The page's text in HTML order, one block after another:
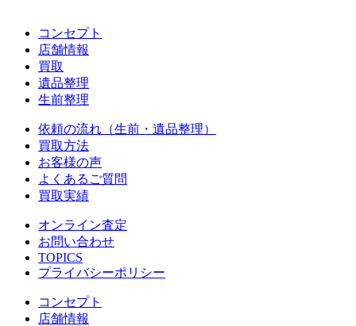
コンセプト
店舗情報
買取
遺品整理
生前整理
依頼の流れ（生前・遺品整理）
買取方法
お客様の声
よくあるご質問
買取実績
オンライン査定
お問い合わせ
TOPICS
プライバシーポリシー
コンセプト
店舗情報